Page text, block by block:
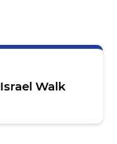
Walk